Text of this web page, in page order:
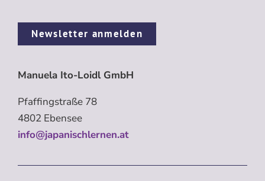
Newsletter anmelden
Manuela Ito-Loidl GmbH
Pfaffingstraße 78
4802 Ebensee
info@japanischlernen.at